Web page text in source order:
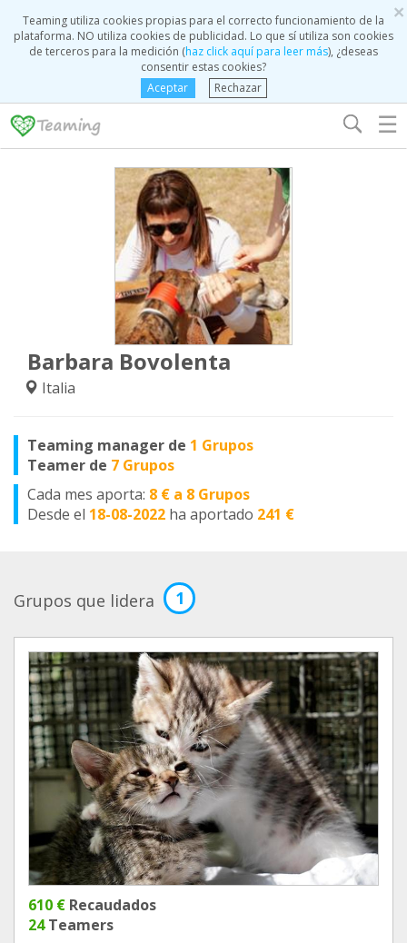
×
Teaming utiliza cookies propias para el correcto funcionamiento de la
plataforma. NO utiliza cookies de publicidad. Lo que sí utiliza son cookies
de terceros para la medición (haz click aquí para leer más), ¿deseas
consentir estas cookies?
Aceptar
Rechazar
☰
Barbara Bovolenta
Italia
Teaming manager de 1 Grupos
Teamer de 7 Grupos
Cada mes aporta: 8 € a 8 Grupos
Desde el 18-08-2022 ha aportado 241 €
Grupos que lidera 1
610 € Recaudados
24Teamers